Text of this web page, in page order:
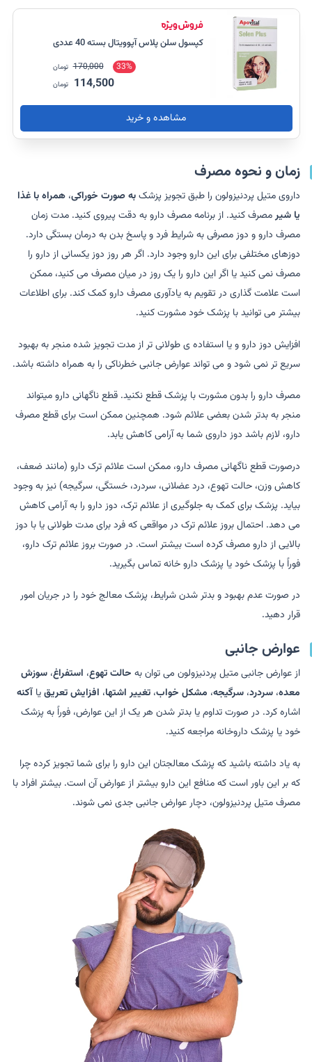
کپسول سلن پلاس آپوویتال بسته 40 عددی
33%
170,000 تومان
114,500 تومان
مشاهده و خرید
زمان و نحوه مصرف
داروی متیل پردنیزولون را طبق تجویز پزشکبه صورت خوراکی،همراه با غذا
یا شیرمصرف کنید. از برنامه مصرف دارو به دقت پیروی کنید. مدت زمان
مصرف دارو و دوز مصرفی به شرایط فرد و پاسخ بدن به درمان بستگی دارد.
دوزهای مختلفی برای این دارو وجود دارد. اگر هر روز دوز یکسانی از دارو را
مصرف نمی کنید یا اگر این دارو را یک روز در میان مصرف می کنید، ممکن
است علامت گذاری در تقویم به یادآوری مصرف دارو کمک کند. برای اطلاعات
بیشتر می توانید با پزشک خود مشورت کنید.
افزایش دوز دارو و یا استفاده ی طولانی تر از مدت تجویز شده منجر به بهبود
سریع تر نمی شود و می تواند عوارض جانبی خطرناکی را به همراه داشته باشد.
مصرف دارو را بدون مشورت با پزشک قطع نکنید. قطع ناگهانی دارو میتواند
منجر به بدتر شدن بعضی علائم شود. همچنین ممکن است برای قطع مصرف
دارو، لازم باشد دوز داروی شما به آرامی کاهش یابد.
درصورت قطع ناگهانی مصرف دارو، ممکن است علائم ترک دارو (مانند ضعف،
کاهش وزن، حالت تهوع، درد عضلانی، سردرد، خستگی، سرگیجه) نیز به وجود
بیاید. پزشک برای کمک به جلوگیری از علائم ترک، دوز دارو را به آرامی کاهش
می دهد. احتمال بروز علائم ترک در مواقعی که فرد برای مدت طولانی یا با دوز
بالایی از دارو مصرف کرده است بیشتر است. در صورت بروز علائم ترک دارو،
فوراً با پزشک خود یا پزشک دارو خانه تماس بگیرید.
در صورت عدم بهبود و بدتر شدن شرایط، پزشک معالج خود را در جریان امور
قرار دهید.
عوارض جانبی
از عوارض جانبی متیل پردنیزولون می توان به حالت تهوع، استفراغ،سوزش
معده،سردرد،سرگیجه، مشکل خواب،تغییر اشتها، افزایش تعریقیاآکنه
اشاره کرد. در صورت تداوم یا بدتر شدن هر یک از این عوارض، فوراً به پزشک
خود یا پزشک داروخانه مراجعه کنید.
به یاد داشته باشید که پزشک معالجتان این دارو را برای شما تجویز کرده چرا
که بر این باور است که منافع این دارو بیشتر از عوارض آن است. بیشتر افراد با
مصرف متیل پردنیزولون، دچار عوارض جانبی جدی نمی شوند.